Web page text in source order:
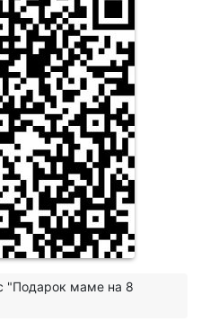
"Подарок маме на 8